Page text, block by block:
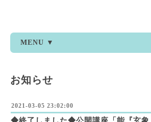
MENU ▼
お知らせ
2021-03-05 23:02:00